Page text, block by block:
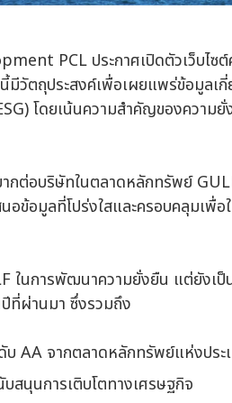
PCL ประกาศเปิดตัวเว็บไซ
นี้มีวัตถุประสงค์เพื่อเผยแพร่ข้อมูลเ
โดยเน้นความสำคัญของความยั่
กต่อบริษัทในตลาดหลักทรัพย์
ข้อมูลที่โปร่งใสและครอบคลุมเพื่
ในการพัฒนาความยั่งยืน แต่ยังเ
ที่ผ่านมา ซึ่งรวมถึง
บ AA จากตลาดหลักทรัพย์แห่งประ
สนุนการเติบโตทางเศรษฐกิจ